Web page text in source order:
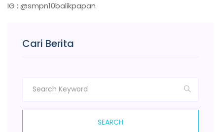
IG : @smpn10balikpapan
Cari Berita
SEARCH